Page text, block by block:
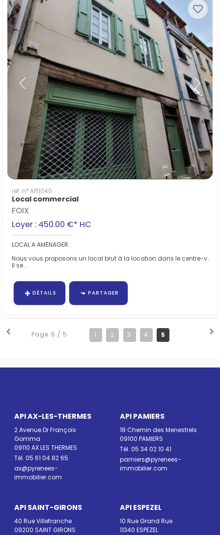
ref. n° API1040
Local commercial
FOIX
Loyer : 450.00 €* HC
LOCAL A AMÉNAGER
Nous vous proposons un local brut à la location dans le centre-ville de Foix, rue d'Albret.
Il se...
DÉTAILS PARTAGER
Page 5 / 5 1 2 3 4 5
API AX-LES-THERMES
2 Avenue Dr François
Gomma
09110 AX LES THERMES
Tél. 05 61 04 82 65
ax@pyrenees-
immobilier.com
API PAMIERS
18 Chemin des Menestrels
09100 PAMIERS
Tél. 05 34 02 10 41
pamiers@pyrenees-
immobilier.com
API SAINT-GIRONS
40 Rue Villefranche
09200 SAINT GIRONS
API ESPEZEL
10 Rue Grand Rue
11340 ESPEZEL